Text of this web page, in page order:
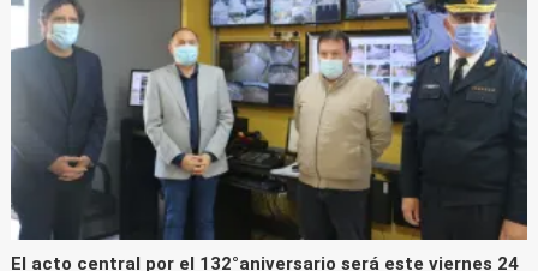
El acto central por el 132°aniversario será este viernes 24